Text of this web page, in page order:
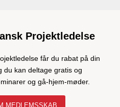
Projektledelse
får du rabat på din
du kan deltage gratis og
og gå-hjem-møder.
MEDLEMSSKAB